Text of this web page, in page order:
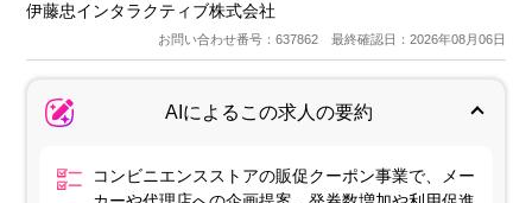
伊藤忠インタラクティブ株式会社
お問い合わせ番号：637862 最終確認日：2026年08月06日
AIによるこの求人の要約
コンビニエンスストアの販促クーポン事業で、メー